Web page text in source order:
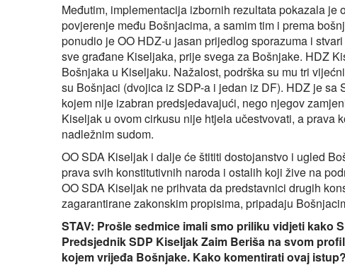
Međutim, implementacija izbornih rezultata pokazala
povjerenje među Bošnjacima, a samim tim i prema
ponudio je OO HDZ-u jasan prijedlog sporazuma i
sve građane Kiseljaka, prije svega za Bošnjake. HDZ
Bošnjaka u Kiseljaku. Nažalost, podrška su mu tri
su Bošnjaci (dvojica iz SDP-a i jedan iz DF). HDZ je sa
kojem nije izabran predsjedavajući, nego njegov
Kiseljak u ovom cirkusu nije htjela učestvovati, a prava
nadležnim sudom.
OO SDA Kiseljak i dalje će štititi dostojanstvo i ugled
prava svih konstitutivnih naroda i ostalih koji žive na
OO SDA Kiseljak ne prihvata da predstavnici drugih
zagarantirane zakonskim propisima, pripadaju
STAV: Prošle sedmice imali smo priliku vidjeti kako
Predsjednik SDP Kiseljak Zaim Beriša na svom
kojem vrijeđa Bošnjake. Kako komentirati ovaj istup?